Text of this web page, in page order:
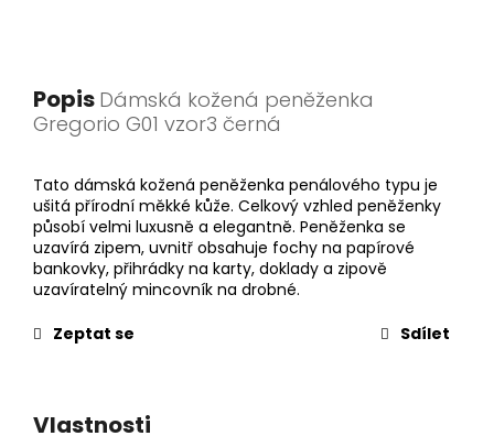
Popis Dámská kožená peněženka
Gregorio G01 vzor3 černá
Tato dámská kožená peněženka penálového typu je
ušitá přírodní měkké kůže. Celkový vzhled peněženky
působí velmi luxusně a elegantně. Peněženka se
uzavírá zipem, uvnitř obsahuje fochy na papírové
bankovky, přihrádky na karty, doklady a zipově
uzavíratelný mincovník na drobné.
Zeptat se
Sdílet
Vlastnosti